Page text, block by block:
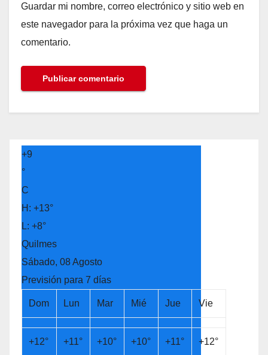
Guardar mi nombre, correo electrónico y sitio web en
este navegador para la próxima vez que haga un
comentario.
+9
°
C
H: +13°
L: +8°
Quilmes
Sábado, 08 Agosto
Previsión para 7 días
Dom Lun Mar Mié Jue Vie
+12° +11° +10° +10° +11° +12°